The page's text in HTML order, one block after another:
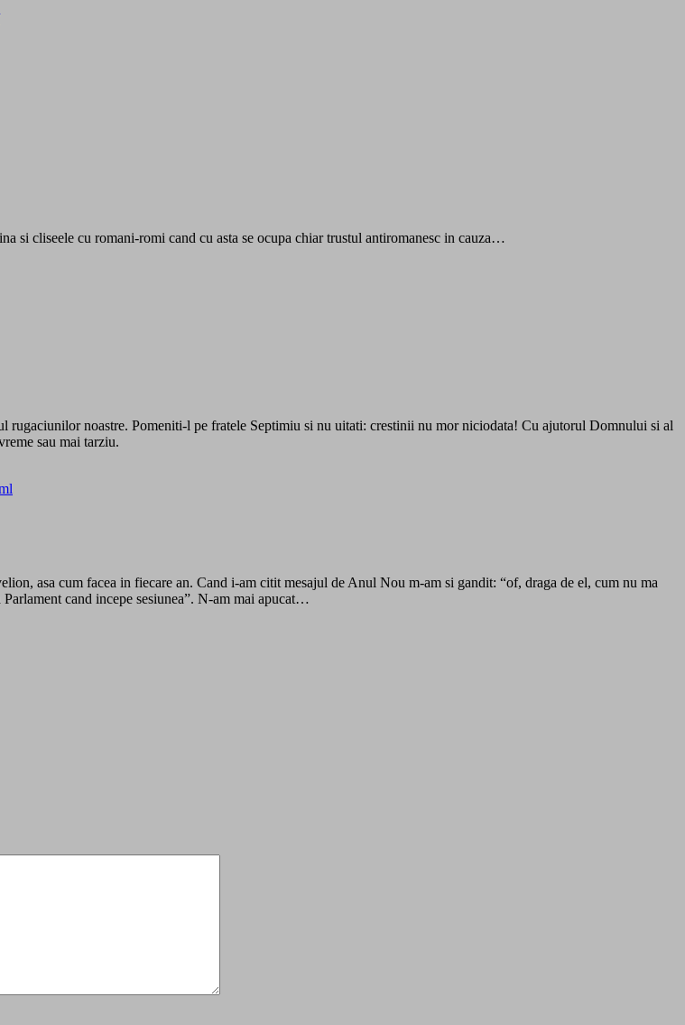
si cliseele cu romani-romi cand cu asta se ocupa chiar trustul antiromanesc in cauza…
noastre. Pomeniti-l pe fratele Septimiu si nu uitati: crestinii nu mor niciodata! Cu ajutorul Domnului si al
sau mai tarziu.
asa cum facea in fiecare an. Cand i-am citit mesajul de Anul Nou m-am si gandit: “of, draga de el, cum nu ma
cand incepe sesiunea”. N-am mai apucat…